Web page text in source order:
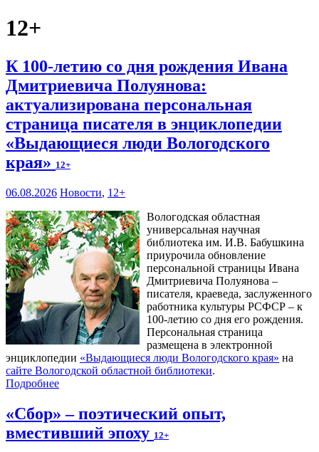
12+
К 100-летию со дня рождения Ивана
Дмитриевича Полуянова:
актуализирована персональная
страница писателя в энциклопедии
«Выдающиеся люди Вологодского
края» 12+
06.08.2026 Новости, 12+
Вологодская областная
универсальная научная
библиотека им. И.В. Бабушкина
приурочила обновление
персональной страницы Ивана
Дмитриевича Полуянова –
писателя, краеведа, заслуженного
работника культуры РСФСР – к
100‑летию со дня его рождения.
Персональная страница
размещена в электронной
энциклопедии «Выдающиеся люди Вологодского края» на
сайте Вологодской областной библиотеки.
Подробнее
«Сбор» – поэтический опыт,
вместивший эпоху 12+